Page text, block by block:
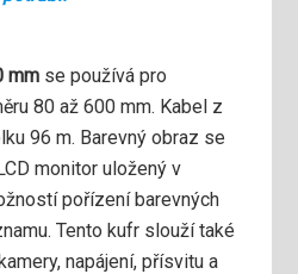
mm se používá pro
80 až 600 mm. Kabel z
96 m. Barevný obraz se
monitor uložený v
pořízení barevných
Tento kufr slouží také
napájení, přísvitu a